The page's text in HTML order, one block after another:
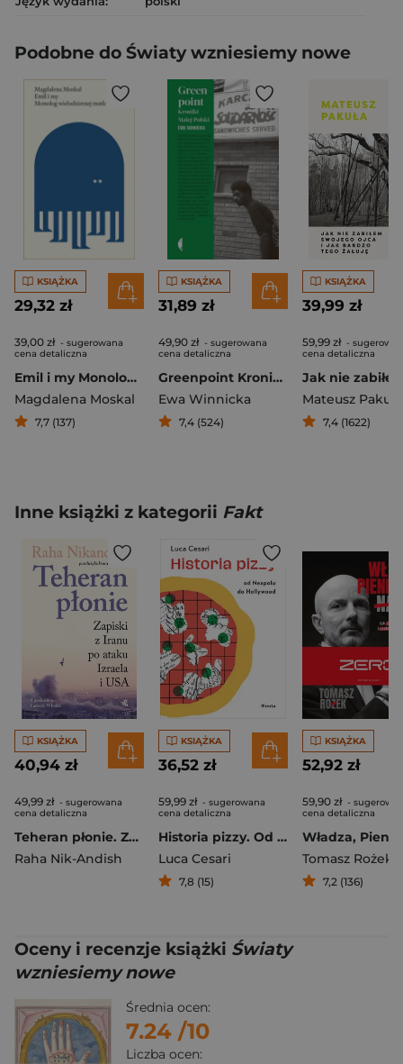
Podobne do Światy wzniesiemy nowe
KSIĄŻKA
29,32 zł
39,00 zł - sugerowana
cena detaliczna
Emil i my Monolog wielodzietnej matki
Magdalena Moskal
7,7 (137)
KSIĄŻKA
31,89 zł
49,90 zł - sugerowana
cena detaliczna
Greenpoint Kroniki Małej Polski
Ewa Winnicka
7,4 (524)
KSIĄŻKA
39,99 zł
59,99 zł -
cena detaliczna
Mateusz Pakuła
7,4 (1622)
Inne książki z kategorii Fakt
KSIĄŻKA
40,94 zł
49,99 zł - sugerowana
cena detaliczna
Teheran płonie. Zapiski z Iranu po ataku Izraela i USA
Raha Nik-Andish
KSIĄŻKA
36,52 zł
59,99 zł - sugerowana
cena detaliczna
Historia pizzy. Od Neapolu do Hollywood
Luca Cesari
7,8 (15)
KSIĄŻKA
52,92 zł
59,90 zł -
cena detaliczna
Tomasz Rożek
7,2 (136)
Oceny i recenzje książki Światy
wzniesiemy nowe
Średnia ocen:
7.24 /10
Liczba ocen: